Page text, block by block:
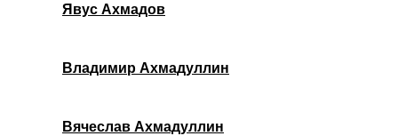
Явус Ахмадов
Владимир Ахмадуллин
Вячеслав Ахмадуллин